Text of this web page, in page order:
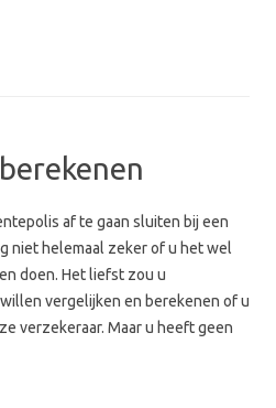
af te gaan sluiten bij een
niet helemaal zeker of u het wel
doen. Het liefst zou u
vergelijken en berekenen of u
verzekeraar. Maar u heeft geen